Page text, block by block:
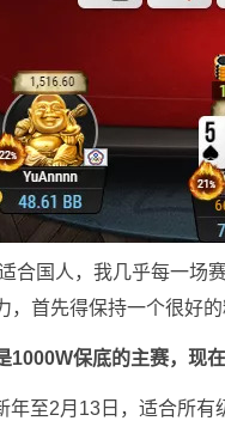
合国人，我几乎每一场
，首先得保持一个很好的
1000W保底的主赛，现
年至2月13日，适合所有